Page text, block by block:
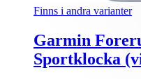
Finns i andra varianter
Garmin
Sportklocka